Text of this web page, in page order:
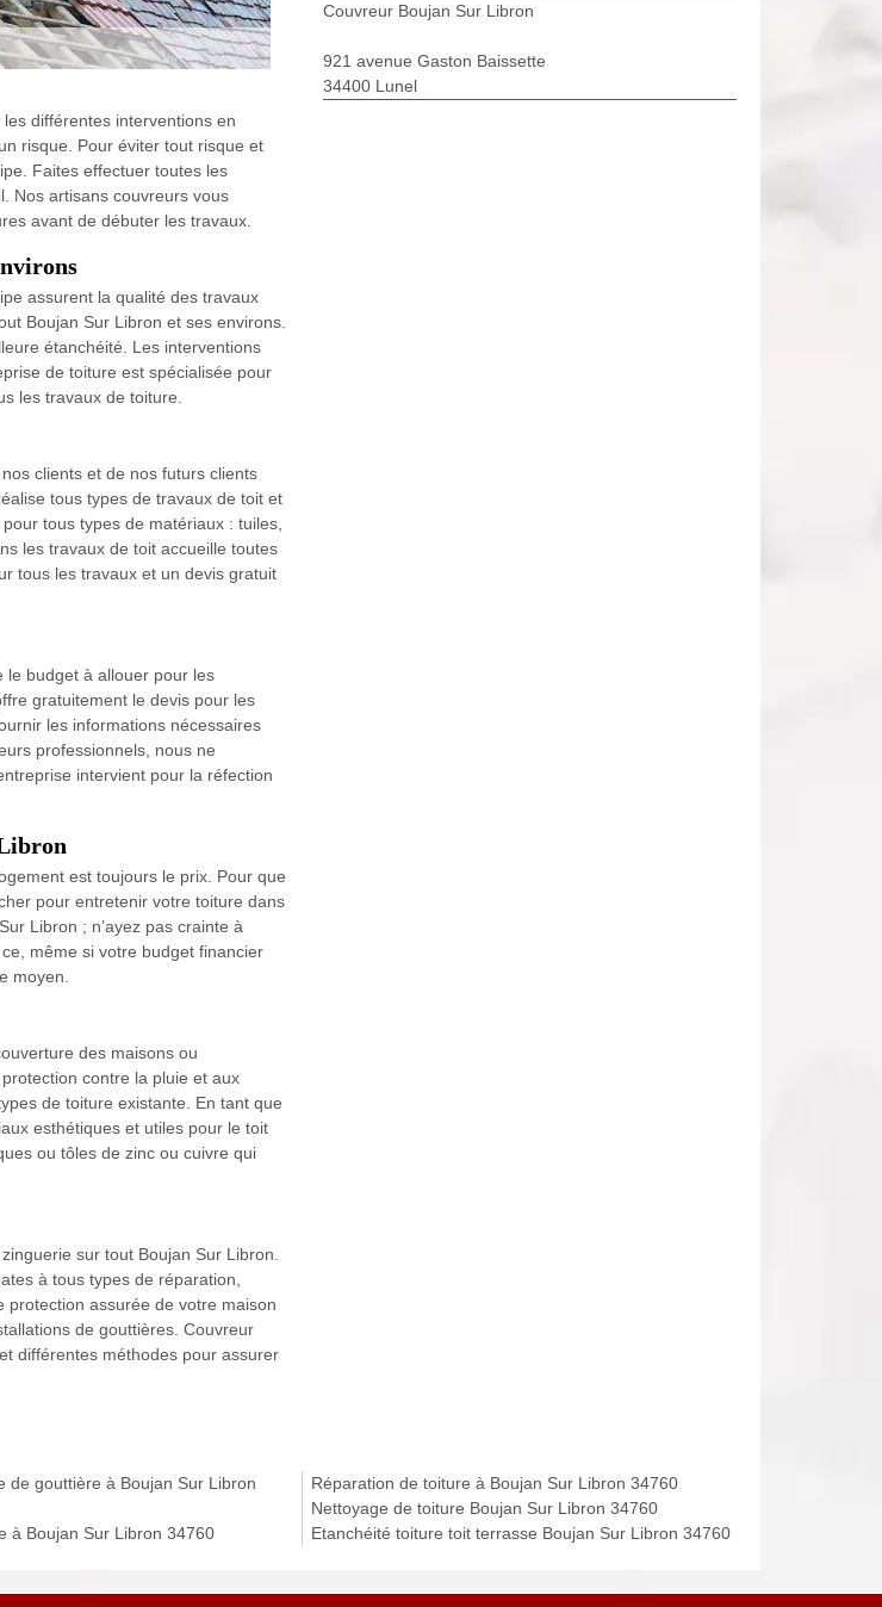
différentes interventions en
risque. Pour éviter tout risque et
Faites effectuer toutes les
Nos artisans couvreurs vous
avant de débuter les travaux.
assurent la qualité des travaux
Boujan Sur Libron et ses environs.
étanchéité. Les interventions
de toiture est spécialisée pour
les travaux de toiture.
clients et de nos futurs clients
tous types de travaux de toit et
tous types de matériaux : tuiles,
les travaux de toit accueille toutes
tous les travaux et un devis gratuit
le budget à allouer pour les
gratuitement le devis pour les
les informations nécessaires
professionnels, nous ne
intervient pour la réfection
est toujours le prix. Pour que
pour entretenir votre toiture dans
Libron ; n’ayez pas crainte à
même si votre budget financier
moyen.
des maisons ou
contre la pluie et aux
de toiture existante. En tant que
esthétiques et utiles pour le toit
ou tôles de zinc ou cuivre qui
sur tout Boujan Sur Libron.
à tous types de réparation,
assurée de votre maison
de gouttières. Couvreur
différentes méthodes pour assurer
Couvreur Boujan Sur Libron
921 avenue Gaston Baissette
34400 Lunel
de gouttière à Boujan Sur Libron
à Boujan Sur Libron 34760
Réparation de toiture à Boujan Sur Libron 34760
Nettoyage de toiture Boujan Sur Libron 34760
Etanchéité toiture toit terrasse Boujan Sur Libron 34760